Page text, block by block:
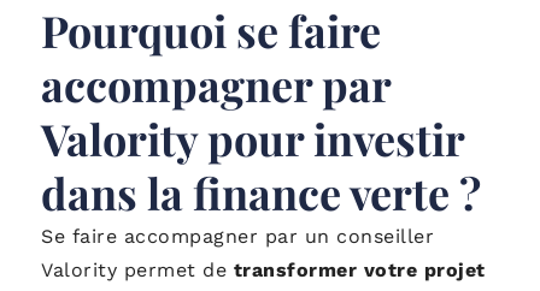
Pourquoi se faire
accompagner par
Valority pour investir
dans la finance verte ?
Se faire accompagner par un conseiller
Valority permet de transformer votre projet